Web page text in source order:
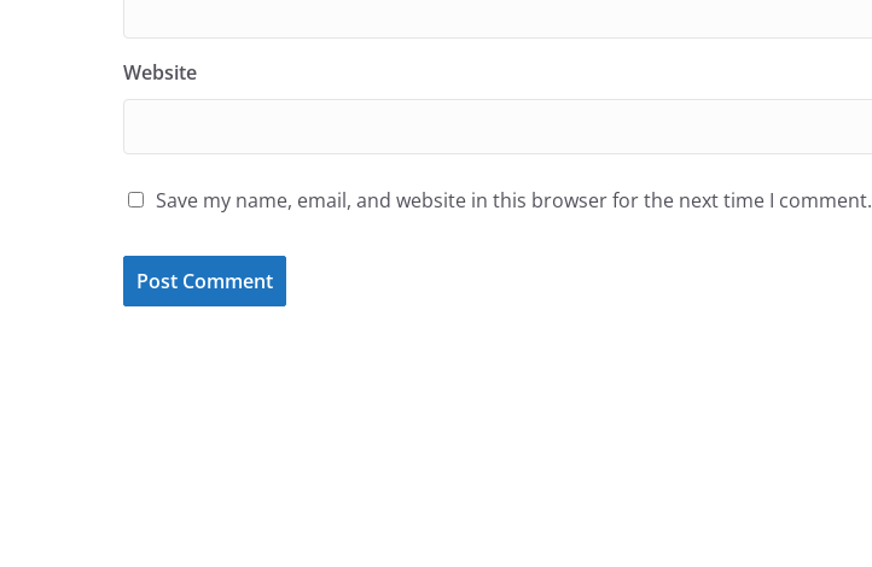
Website
Save my name, email, and website in this browser for the next time I comment.